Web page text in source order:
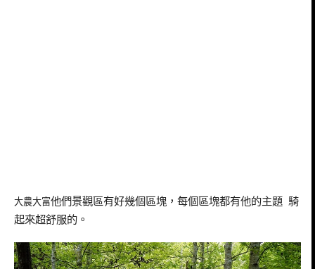
大農大富他們景觀區有好幾個區塊，每個區塊都有他的主題 騎
起來超舒服的。